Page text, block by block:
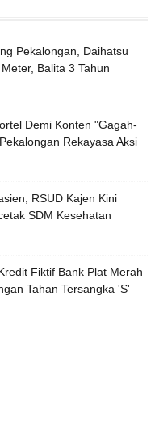
Pekalongan, Daihatsu
Balita 3 Tahun
Demi Konten "Gagah-
Rekayasa Aksi
RSUD Kajen Kini
SDM Kesehatan
Fiktif Bank Plat Merah
Tahan Tersangka 'S'